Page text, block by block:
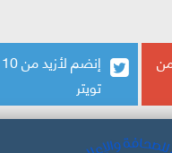
تويتر